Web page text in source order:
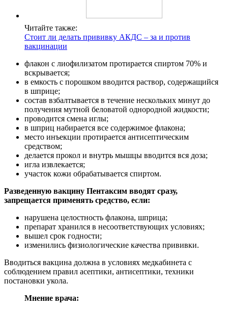
Читайте также:
Стоит ли делать прививку АКДС – за и против
вакцинации
флакон с лиофилизатом протирается спиртом 70% и
вскрывается;
в емкость с порошком вводится раствор, содержащийся
в шприце;
состав взбалтывается в течение нескольких минут до
получения мутной беловатой однородной жидкости;
проводится смена иглы;
в шприц набирается все содержимое флакона;
место инъекции протирается антисептическим
средством;
делается прокол и внутрь мышцы вводится вся доза;
игла извлекается;
участок кожи обрабатывается спиртом.
Разведенную вакцину Пентаксим вводят сразу,
запрещается применять средство, если:
нарушена целостность флакона, шприца;
препарат хранился в несоответствующих условиях;
вышел срок годности;
изменились физиологические качества прививки.
Вводиться вакцина должна в условиях медкабинета с
соблюдением правил асептики, антисептики, техники
постановки укола.
Мнение врача: